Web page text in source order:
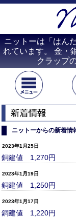
ニットーは「はん
れています。 金・
クラップ
ニットーからの新着情
2023年1月25日
銅建値 1,270円
2023年1月19日
銅建値 1,250円
2023年1月17日
銅建値 1,220円